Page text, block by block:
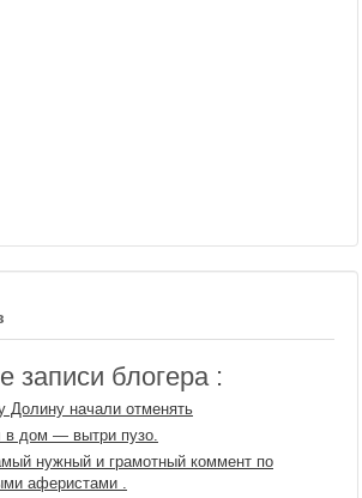
блогера :
Долину начали отменять
в дом — вытри пузо.
нужный и грамотный коммент по
аферистами .